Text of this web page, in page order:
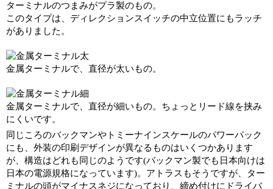
ターミナルのつまみがプラ製のもの。
このタイプは、ディレクションスイッチの中立位置にもラッチ
がありました。
金属ターミナルで、直径が太いもの。
金属ターミナルで、直径が細いもの。ちょっとリード線を挟み
にくいです。
同じころのバックマンやトミーナインスケールのパワーパック
にも、外装の印刷デザインが異なるものはいくつかあります
が、構造はどれも同じのようです(バックマン製でも日本向けは
日本の電源規格になっています)。アトラスもそうですが、ター
ミナルの頭がマイナスネジになっており、締め付けにドライバ